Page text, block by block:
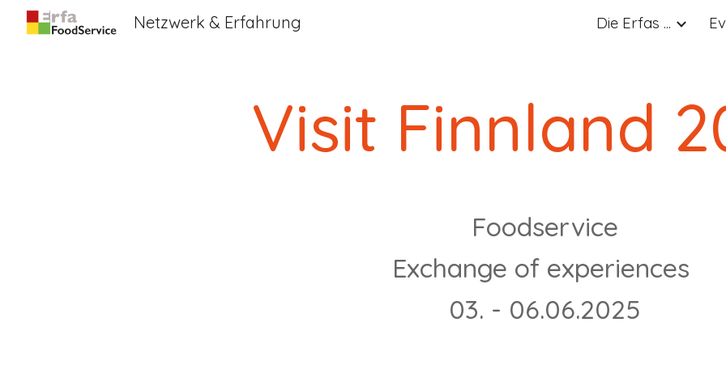
Skip to
Netzwerk & Erfahrung Die Erfas ...
Visit Finnland
Foodservice
Exchange of experiences
03. - 06.06.2025